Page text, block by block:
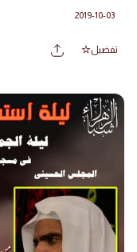
2019-10-03
تفضيل